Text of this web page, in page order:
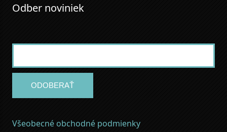
Odber noviniek
ODOBERAŤ
Všeobecné obchodné podmienky